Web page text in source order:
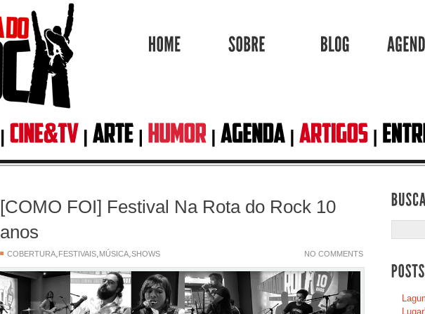
[COMO FOI] Festival Na Rota do Rock 10
anos
COBERTURA,FESTIVAIS,MÚSICA,SHOWS NO COMMENTS